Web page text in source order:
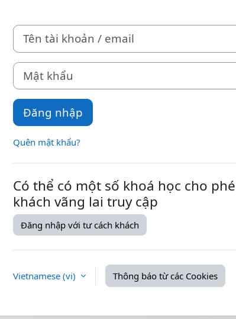
Tên tài khoản / email
Mật khẩu
Đăng nhập
Quên mật khẩu?
Có thể có một số khoá học cho
khách vãng lai truy cập
Đăng nhập với tư cách khách
Vietnamese ‎(vi)‎ Thông báo từ các Cookies